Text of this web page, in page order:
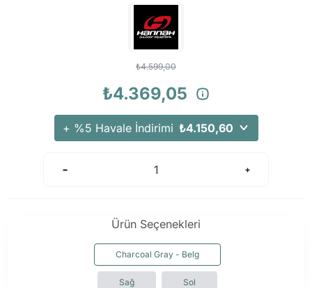
₺4.599,00
₺4.369,05
+ %5 Havale İndirimi ₺4.150,60
Ürün Seçenekleri
Charcoal Gray - Belg
Sağ Sol